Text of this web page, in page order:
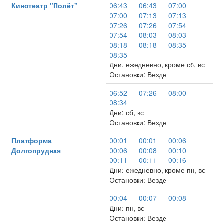
Кинотеатр "Полёт"
06:43 06:43
07:00
07:00
07:13
07:13
07:26
07:26
07:54
07:54
08:03
08:03
08:18
08:18
08:35
08:35
Дни: ежедневно, кроме сб, вс
Остановки: Везде
06:52
07:26
08:00
08:34
Дни: сб, вс
Остановки: Везде
Платформа
Долгопрудная
00:01 00:01
00:06
00:06
00:08
00:10
00:11
00:11
00:16
Дни: ежедневно, кроме пн, вс
Остановки: Везде
00:04
00:07
00:08
Дни: пн, вс
Остановки: Везде